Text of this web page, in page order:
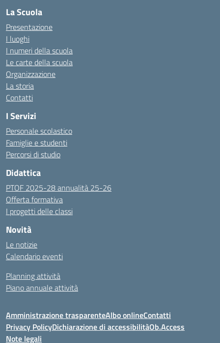
La Scuola
Presentazione
I luoghi
I numeri della scuola
Le carte della scuola
Organizzazione
La storia
Contatti
I Servizi
Personale scolastico
Famiglie e studenti
Percorsi di studio
Didattica
PTOF 2025-28 annualità 25-26
Offerta formativa
I progetti delle classi
Novità
Le notizie
Calendario eventi
Planning attività
Piano annuale attività
Amministrazione trasparenteAlbo onlineContatti
Privacy PolicyDichiarazione di accessibilitàOb.Access
Note legali